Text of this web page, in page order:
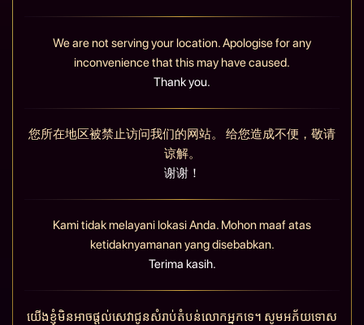
We are not serving your location. Apologise for any
inconvenience that this may have caused.
Thank you.
您所在地区被禁止访问我们的网站。 给您造成不便，敬请
谅解。
谢谢！
Kami tidak melayani lokasi Anda. Mohon maaf atas
ketidaknyamanan yang disebabkan.
Terima kasih.
យើងខ្ញុំមិនអាចផ្តល់សេវាជូនសំរាប់តំបន់លោកអ្នកទេ។ សូមអភ័យទោស